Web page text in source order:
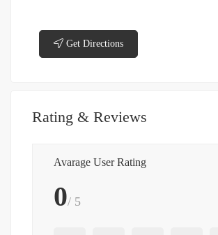
Get Directions
Rating & Reviews
Avarage User Rating
0/ 5